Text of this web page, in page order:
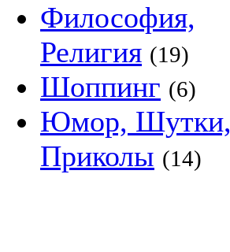
Философия,
Религия (19)
Шоппинг (6)
Юмор, Шутки,
Приколы (14)